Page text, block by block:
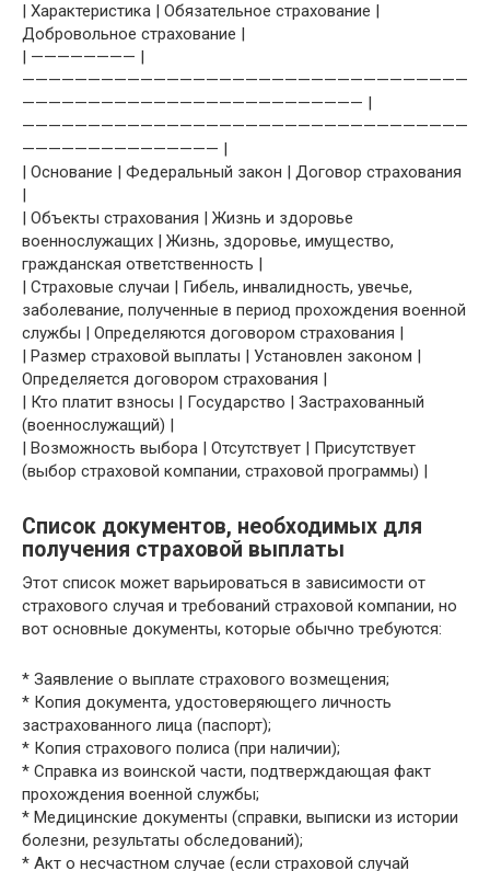
| Характеристика | Обязательное страхование |
Добровольное страхование |
| ———————— |
——————————————————————————————————
—————————————————————————— |
——————————————————————————————————
——————————————— |
| Основание | Федеральный закон | Договор страхования
|
| Объекты страхования | Жизнь и здоровье
военнослужащих | Жизнь, здоровье, имущество,
гражданская ответственность |
| Страховые случаи | Гибель, инвалидность, увечье,
заболевание, полученные в период прохождения военной
службы | Определяются договором страхования |
| Размер страховой выплаты | Установлен законом |
Определяется договором страхования |
| Кто платит взносы | Государство | Застрахованный
(военнослужащий) |
| Возможность выбора | Отсутствует | Присутствует
(выбор страховой компании, страховой программы) |
Список документов, необходимых для
получения страховой выплаты
Этот список может варьироваться в зависимости от
страхового случая и требований страховой компании, но
вот основные документы, которые обычно требуются:
* Заявление о выплате страхового возмещения;
* Копия документа, удостоверяющего личность
застрахованного лица (паспорт);
* Копия страхового полиса (при наличии);
* Справка из воинской части, подтверждающая факт
прохождения военной службы;
* Медицинские документы (справки, выписки из истории
болезни, результаты обследований);
* Акт о несчастном случае (если страховой случай